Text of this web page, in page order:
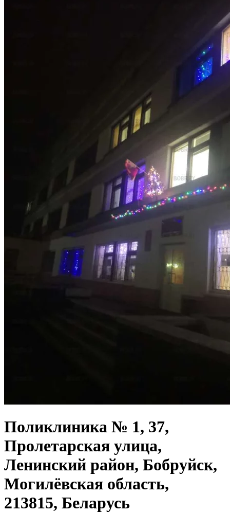
Поликлиника № 1, 37,
Пролетарская улица,
Ленинский район, Бобруйск,
Могилёвская область,
213815, Беларусь